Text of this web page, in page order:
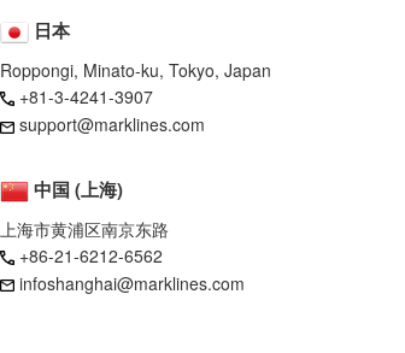
日本
Roppongi, Minato-ku, Tokyo, Japan
+81-3-4241-3907
support@marklines.com
中国 (上海)
上海市黄浦区南京东路
+86-21-6212-6562
infoshanghai@marklines.com